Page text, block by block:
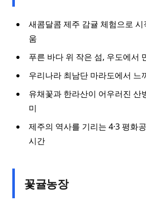
새콤달콤 제주 감귤 체험으로
움
푸른 바다 위 작은 섬, 우도에서
우리나라 최남단 마라도에서 느
유채꽃과 한라산이 어우러진 산
미
제주의 역사를 기리는 4·3 평화
시간
꽃귤농장